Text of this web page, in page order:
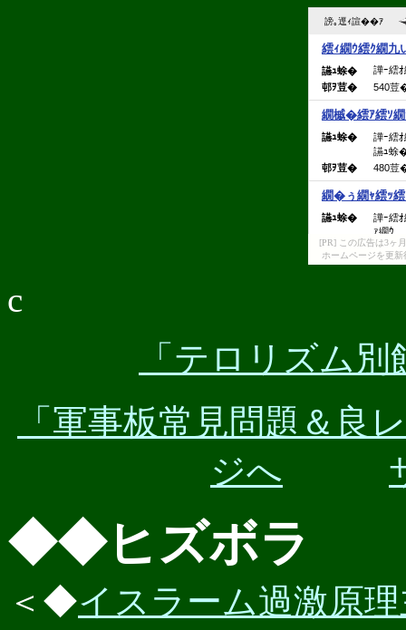
[PR] この広告は3ヶ
ホームページを更
c
「テロリズム
「軍事板常見問題＆良
ジへ
◆◆ヒズボラ
＜◆イスラーム過激原